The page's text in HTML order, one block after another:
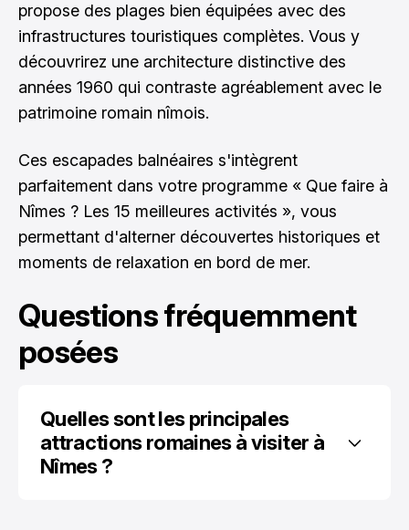
propose des plages bien équipées avec des
infrastructures touristiques complètes. Vous y
découvrirez une architecture distinctive des
années 1960 qui contraste agréablement avec le
patrimoine romain nîmois.
Ces escapades balnéaires s'intègrent
parfaitement dans votre programme « Que faire à
Nîmes ? Les 15 meilleures activités », vous
permettant d'alterner découvertes historiques et
moments de relaxation en bord de mer.
Questions fréquemment
posées
Quelles sont les principales
attractions romaines à visiter à
Nîmes ?